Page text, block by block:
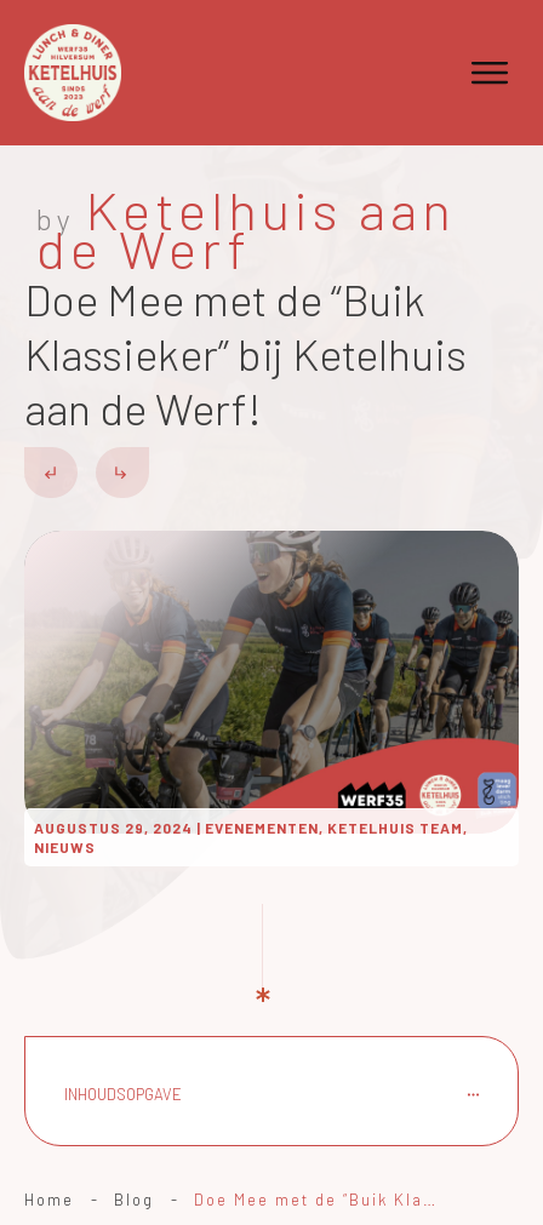
by Ketelhuis aan
de Werf
Doe Mee met de “Buik
Klassieker” bij Ketelhuis
aan de Werf!
AUGUSTUS 29, 2024 | EVENEMENTEN, KETELHUIS TEAM,
NIEUWS
INHOUDSOPGAVE
Home - Blog -